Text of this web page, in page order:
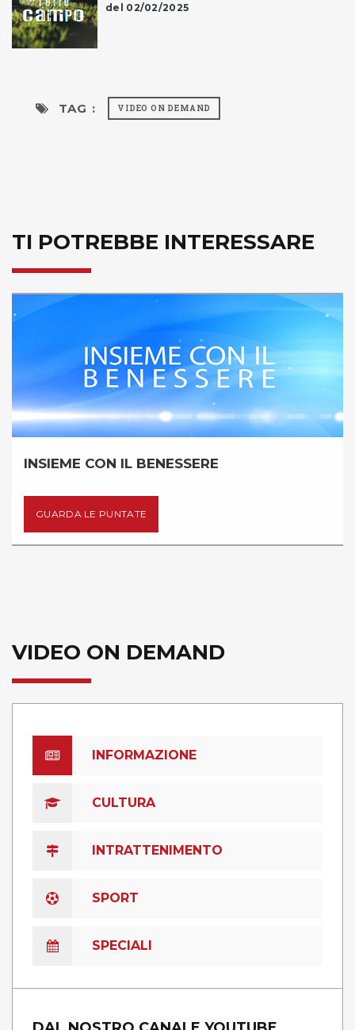
del 02/02/2025
TAG : VIDEO ON DEMAND
TI POTREBBE INTERESSARE
OLD TIMER
VIDEO ON DEMAND
INFORMAZIONE
CULTURA
INTRATTENIMENTO
SPORT
SPECIALI